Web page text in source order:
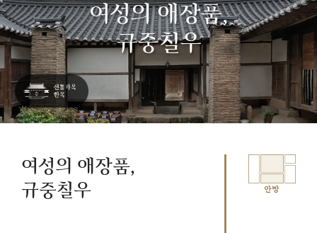
여성의 애장품,
규중칠우
여성의 애장품,
규중칠우
안방